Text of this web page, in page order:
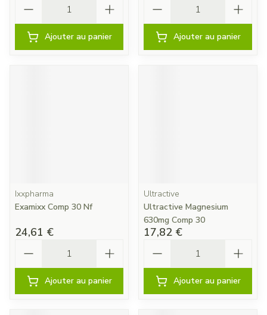
Ajouter au panier Ajouter au panier
Ixxpharma
Examixx Comp 30 Nf
24,61 €
Ajouter au panier
Ultractive
Ultractive Magnesium
630mg Comp 30
17,82 €
Ajouter au panier